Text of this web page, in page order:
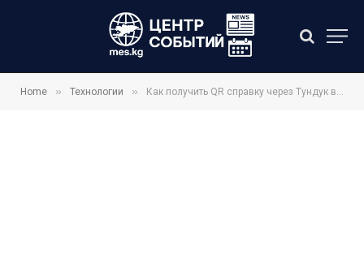
Home » Технологии » Как получить QR справку через Тундук в 2026 году